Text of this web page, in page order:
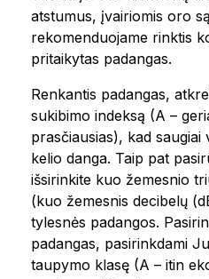
atstumus, įvairiomis oro
rekomenduojame rinktis
pritaikytas padangas.
Renkantis padangas,
sukibimo indeksą (A –
prasčiausias), kad
kelio danga. Taip pat
išsirinkite kuo žemesnio
(kuo žemesnis decibelų
tylesnės padangos.
padangas, pasirinkdami
taupymo klasę (A – itin